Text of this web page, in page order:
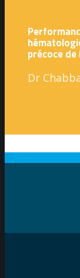
précoce
Dr